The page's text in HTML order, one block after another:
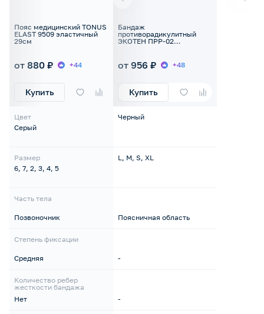
Пояс медицинский TONUS
ELAST 9509 эластичный
29см
от 880 ₽ +44
Купить
Цвет
Серый
Размер
6, 7, 2, 3, 4, 5
Часть тела
Позвоночник
Степень фиксации
Средняя
Количество ребер
жесткости бандажа
Нет
Бандаж
противорадикулитный
ЭКОТЕН ПРР-02
от 956 ₽ +48
Купить
Черный
L, M, S, XL
Поясничная область
-
-